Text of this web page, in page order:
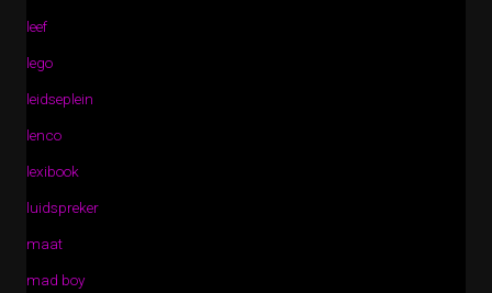
leef
lego
leidseplein
lenco
lexibook
luidspreker
maat
mad boy